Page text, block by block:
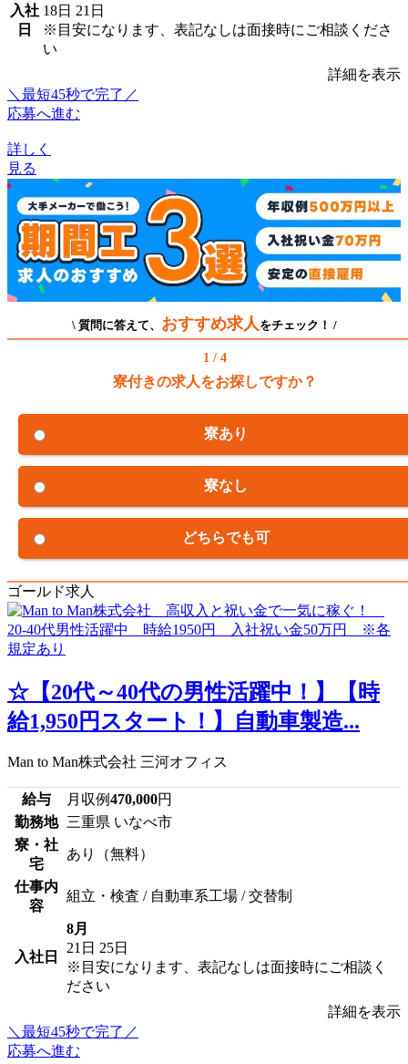
入社
日
18日 21日
※目安になります、表記なしは面接時にご相談くださ
い
詳細を表示
＼最短45秒で完了／
応募へ進む
詳しく
見る
\ 質問に答えて、 おすすめ求人 をチェック！ /
1 / 4
寮付きの求人をお探しですか？
寮あり
寮なし
どちらでも可
ゴールド求人
☆【20代～40代の男性活躍中！】【時
給1,950円スタート！】自動車製造...
Man to Man株式会社 三河オフィス
給与 月収例470,000円
勤務地 三重県 いなべ市
寮・社
宅
あり（無料）
仕事内
容
組立・検査 / 自動車系工場 / 交替制
入社日
8月
21日 25日
※目安になります、表記なしは面接時にご相談く
ださい
詳細を表示
＼最短45秒で完了／
応募へ進む